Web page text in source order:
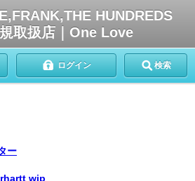
HUNDREDS
取扱店｜One Love
ログイン 検索
ー
wip